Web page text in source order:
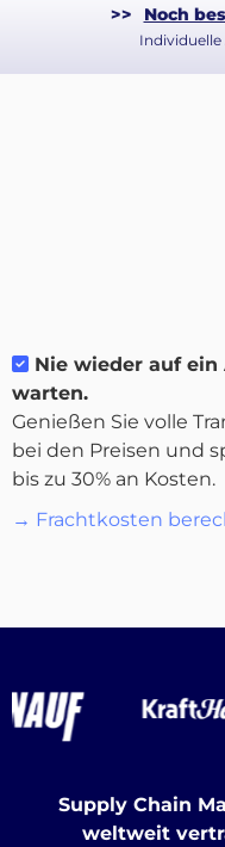
Über
Quicargo
Destinations
>> Noch
Nie wieder auf ein
warten.
Genießen Sie volle
bei den Preisen und
bis zu 30% an Kosten.
→ Frachtkosten
Supply Chain
weltweit